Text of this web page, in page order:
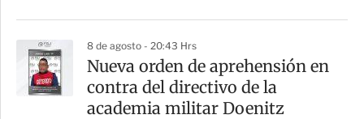
8 de agosto - 20:43 Hrs
Nueva orden de aprehensión en
contra del directivo de la
academia militar Doenitz